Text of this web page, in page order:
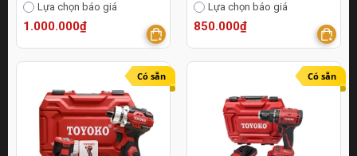
Lựa chọn báo giá
1.000.000₫
Lựa chọn báo giá
850.000₫
Có sẵn Có sẵn